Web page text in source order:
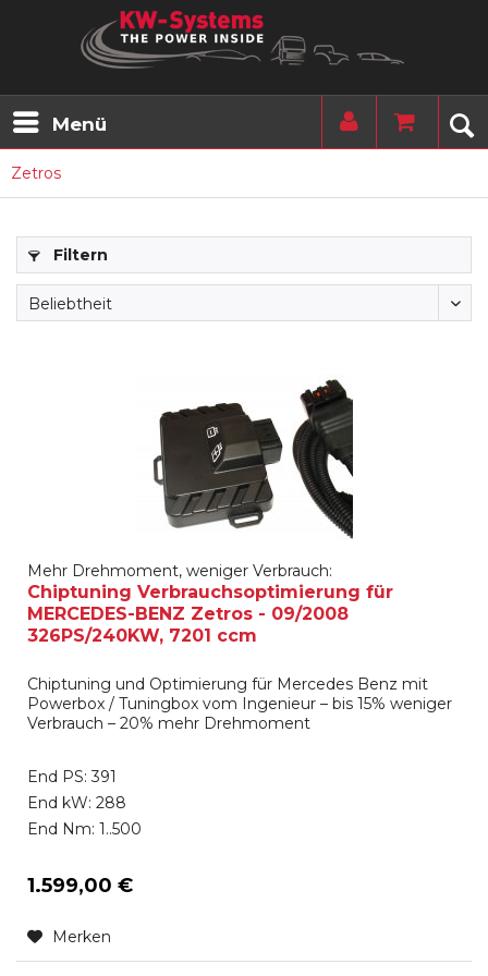
Menü
Zetros
Filtern
Mehr Drehmoment, weniger Verbrauch:
Chiptuning Verbrauchsoptimierung für
MERCEDES-BENZ Zetros - 09/2008
326PS/240KW, 7201 ccm
Chiptuning und Optimierung für Mercedes Benz mit
Powerbox / Tuningbox vom Ingenieur – bis 15% weniger
Verbrauch – 20% mehr Drehmoment
End PS: 391
End kW: 288
End Nm: 1..500
1.599,00 €
Merken